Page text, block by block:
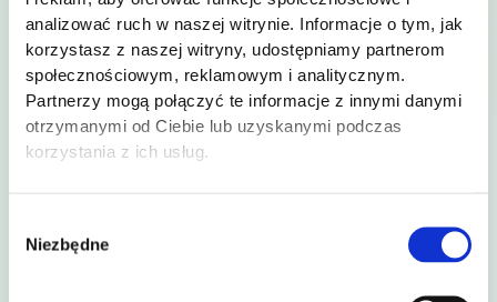
analizować ruch w naszej witrynie. Informacje o tym, jak
korzystasz z naszej witryny, udostępniamy partnerom
społecznościowym, reklamowym i analitycznym.
Partnerzy mogą połączyć te informacje z innymi danymi
otrzymanymi od Ciebie lub uzyskanymi podczas
korzystania z ich usług.
zgody
Niezbędne
§6. Sprzęt sportowy
W ramach rezerwacji kortu użytkownicy mogą
bezpłatnie korzystać z dostępnych rakiet do padla.
Piłki do gry dostępne są na miejscu.
Użytkownik ponosi odpowiedzialność za
uszkodzenie, zniszczenie lub utratę sprzętu
zobowiązany jest do niezwłocznego poinformowania